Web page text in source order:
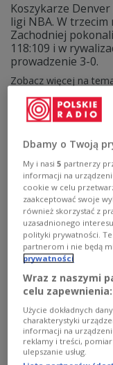
Koszykarze
ligi NBA. W trzecim
Zachodniej
118:109 i w
prowadzenie 3-0.
Zobacz więcej na
NBA:
Popis
Koszykarze
siebie Los
meczu finałowym
Pierwszy wygrali
Dbamy o Twoją
My i nasi5 partnerzy
informacji na
cookie w celu
zaakceptować swoje
również skorzystać z
uzasadnionego
polityki prywatności.
partnerom i nie będą
prywatności
Wraz z naszymi
celu zapewnienia:
Użycie dokładnych
charakterystyki
informacji na
reklamy i treści,
ulepszanie usług.